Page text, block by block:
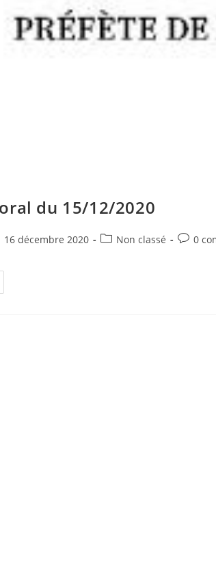
du 15/12/2020
16 décembre 2020
PostNon classé 0